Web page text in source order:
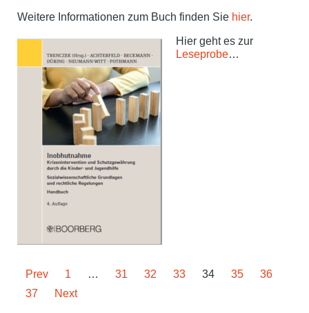
Weitere Informationen zum Buch finden Sie hier.
Hier geht es zur
Leseprobe…
Prev 1 … 31 32 33 34 35
36
37
Next